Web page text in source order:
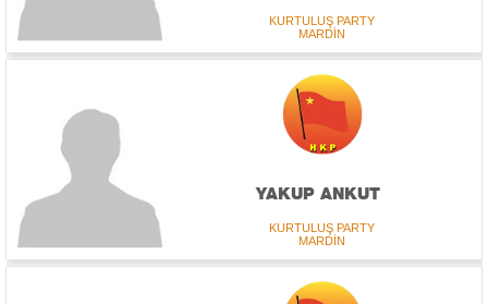
KURTULUŞ PARTY
MARDİN
YAKUP ANKUT
KURTULUŞ PARTY
MARDİN